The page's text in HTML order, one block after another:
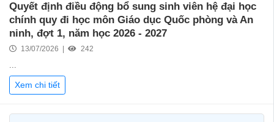
Quyết định điều động bổ sung sinh viên hệ đại học
chính quy đi học môn Giáo dục Quốc phòng và An
ninh, đợt 1, năm học 2026 - 2027
13/07/2026 | 242
...
Xem chi tiết